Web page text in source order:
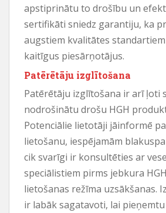
apstiprinātu to drošību un
sertifikāti sniedz garantiju, ka
augstiem kvalitātes
kaitīgus piesārņotājus.
Patērētāju izglītošana
Patērētāju izglītošana ir arī ļoti
nodrošinātu drošu HGH
Potenciālie lietotāji jāinformē
lietošanu, iespējamām
cik svarīgi ir konsultēties ar
speciālistiem pirms jebkura
lietošanas režīma uzsākšanas.
ir labāk sagatavoti, lai